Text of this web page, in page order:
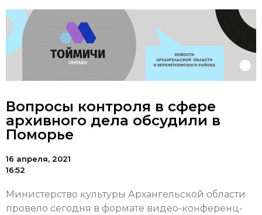
Вопросы контроля в сфере
архивного дела обсудили в
Поморье
16 апреля, 2021
16:52
Министерство культуры Архангельской области
провело сегодня в формате видео-конференц-